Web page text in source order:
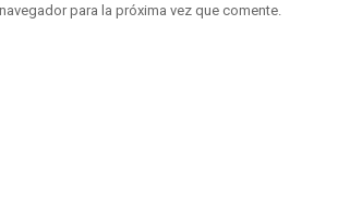
para la próxima vez que comente.